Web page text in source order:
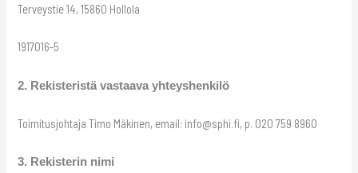
Terveystie 14, 15860 Hollola
1917016-5
2. Rekisteristä vastaava yhteyshenkilö
Toimitusjohtaja Timo Mäkinen, email: info@sphi.fi, p. 020 759 8960
3. Rekisterin nimi